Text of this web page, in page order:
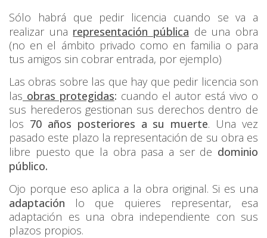
Sólo habrá que pedir licencia cuando se va a
realizar una representación pública de una obra
(no en el ámbito privado como en familia o para
tus amigos sin cobrar entrada, por ejemplo)
Las obras sobre las que hay que pedir licencia son
las obras protegidas: cuando el autor está vivo o
sus herederos gestionan sus derechos dentro de
los 70 años posteriores a su muerte. Una vez
pasado este plazo la representación de su obra es
libre puesto que la obra pasa a ser de dominio
público.
Ojo porque eso aplica a la obra original. Si es una
adaptación lo que quieres representar, esa
adaptación es una obra independiente con sus
plazos propios.